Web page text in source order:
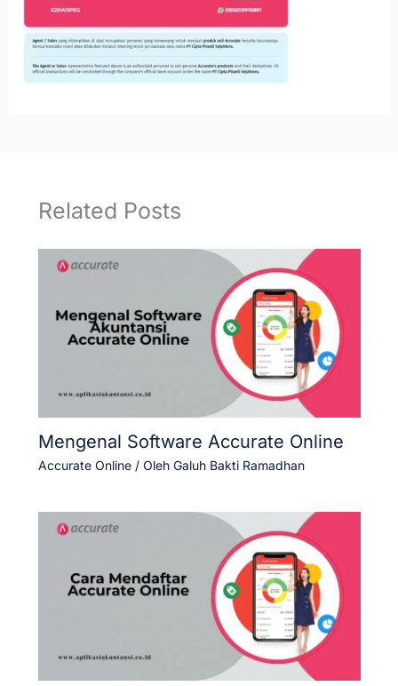
Related Posts
Mengenal Software Accurate Online
Accurate Online/ Oleh Galuh Bakti Ramadhan